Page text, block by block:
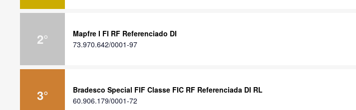
2°
Mapfre I FI RF Referenciado DI
73.970.642/0001-97
3°
Bradesco Special FIF Classe FIC RF Referenciada DI RL
60.906.179/0001-72